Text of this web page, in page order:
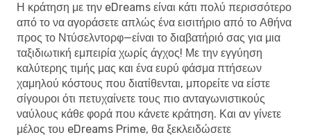
Η κράτηση με την eDreams είναι κάτι πολύ περισσότερο
από το να αγοράσετε απλώς ένα εισιτήριο από το Αθήνα
προς το Ντύσελντορφ—είναι το διαβατήριό σας για μια
ταξιδιωτική εμπειρία χωρίς άγχος! Με την εγγύηση
καλύτερης τιμής μας και ένα ευρύ φάσμα πτήσεων
χαμηλού κόστους που διατίθενται, μπορείτε να είστε
σίγουροι ότι πετυχαίνετε τους πιο ανταγωνιστικούς
ναύλους κάθε φορά που κάνετε κράτηση. Και αν γίνετε
μέλος του eDreams Prime, θα ξεκλειδώσετε